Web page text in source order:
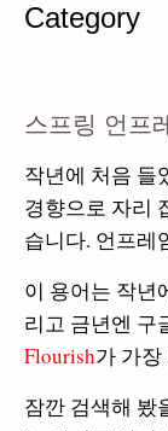
Category
스프링 언프
작년에 처음 들
경향으로 자리
습니다. 언프레
이 용어는 작년
리고 금년엔 구
Flourish가 가
잠깐 검색해 봤